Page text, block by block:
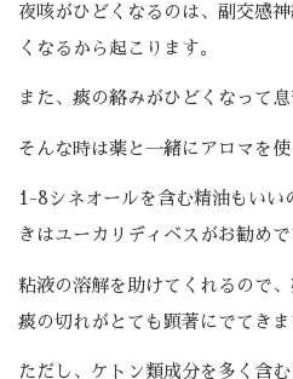
夜咳がひどくなるのは、副交感
くなるから起こります。
また、痰の絡みがひどくなって息
そんな時は薬と一緒にアロマを使
1-8シネオールを含む精油もいい
きはユーカリディベスがお勧めで
粘液の溶解を助けてくれるので
痰の切れがとても顕著にでてきま
ただし、ケトン類成分を多く含